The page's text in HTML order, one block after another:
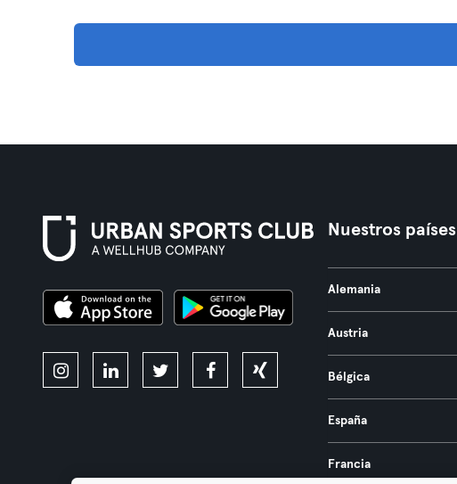
Nuestros países
Alemania
Austria
Bélgica
España
Francia